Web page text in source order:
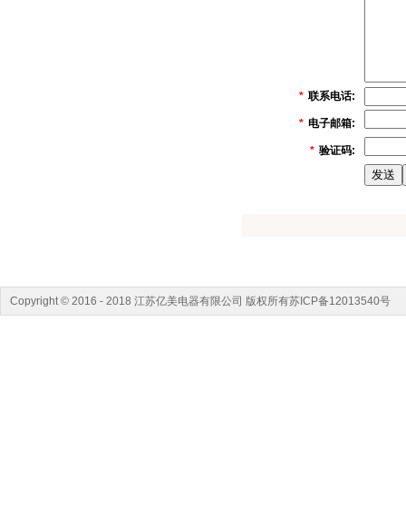
* 联系电话:
* 电子邮箱:
* 验证码:
Copyright © 2016 - 2018 江苏亿美电器有限公司 版权所有苏ICP备12013540号